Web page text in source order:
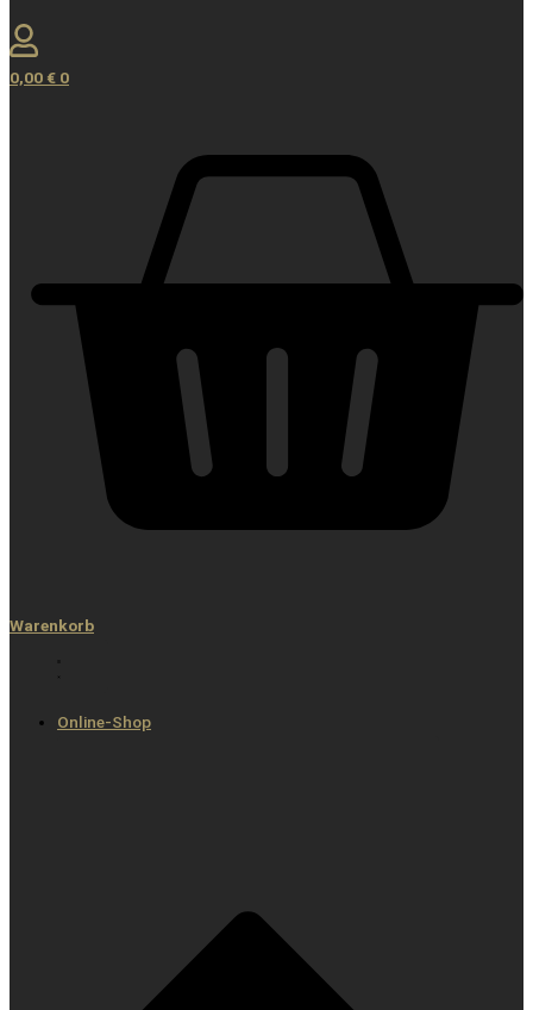
0,00 € 0
Warenkorb
Online-Shop